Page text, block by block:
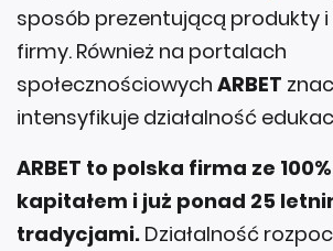
sposób prezentującą produkty
firmy. Również na portalach
społecznościowych ARBET
intensyfikuje działalność
ARBET to polska firma ze
kapitałem i już ponad 25
tradycjami. Działalność